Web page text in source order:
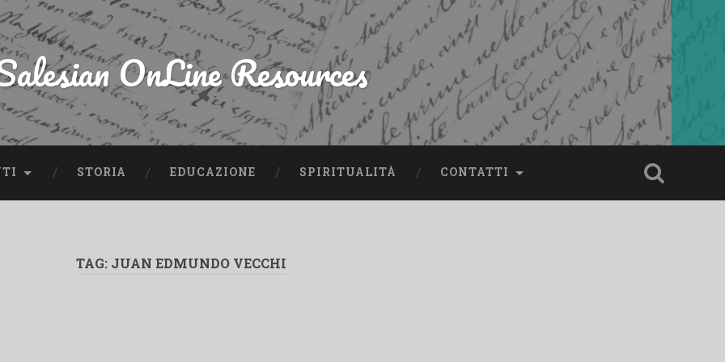
OnLine Resources
STORIA EDUCAZIONE SPIRITUALITÀ CONTATTI
TAG: JUAN EDMUNDO VECCHI